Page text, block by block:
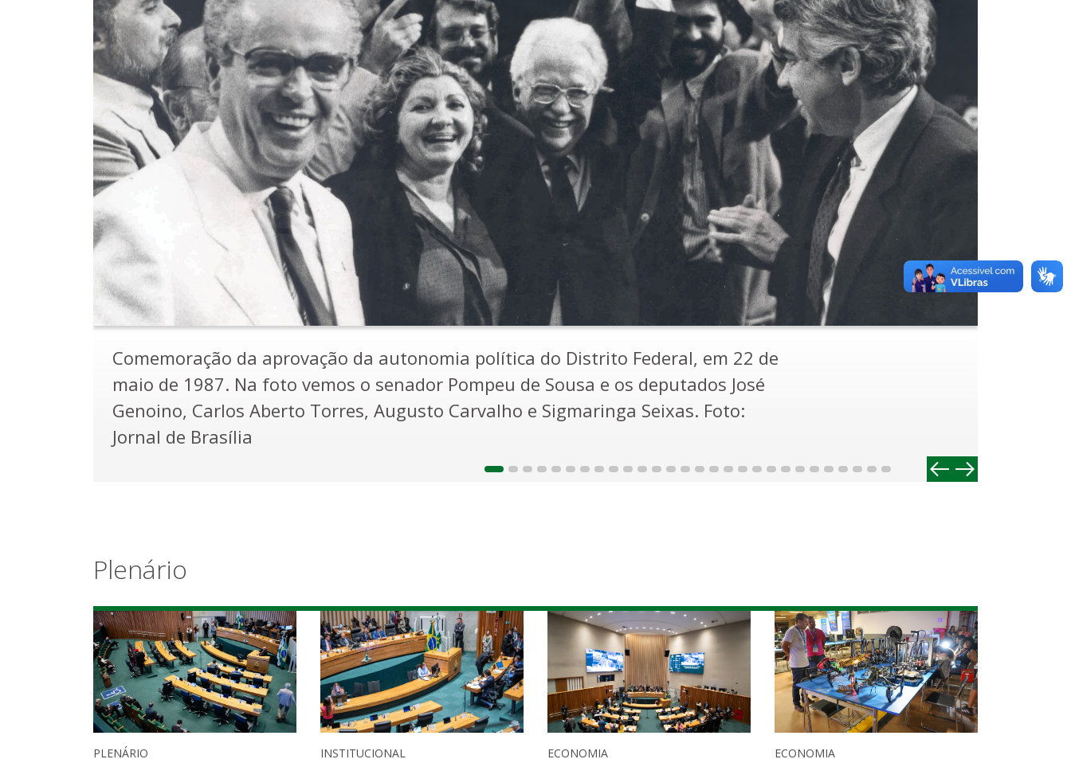
Inauguração da sede provisória da Câmara Legislativa do DF, em 31 de dezembro
de 1990. Junto à placa estão o ex-governador do DF Wanderley Vallim e os
deputados distritais Maria de Lourdes Abadia, Lúcia Carvalho, Rose Mary
Miranda e Jorge Cauhy. Da esquerda para direita, os distritais Agnelo Queiroz e
Tadeu Roriz (atrás), José Ornellas, Gilson Araújo, Edimar Pireneus, Geraldo
Plenário